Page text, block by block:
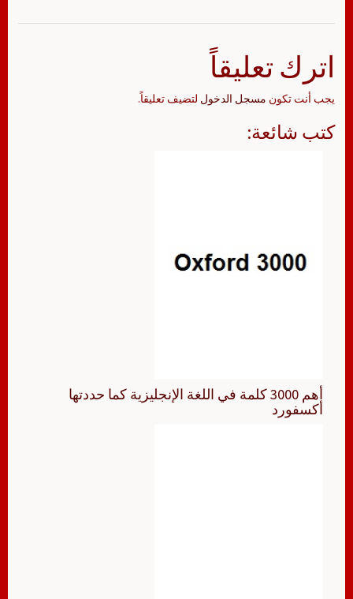
اترك تعليقاً
يجب أنت تكون مسجل الدخول لتضيف تعليقاً.
كتب شائعة:
أهم 3000 كلمة في اللغة الإنجليزية كما حددتها
أكسفورد